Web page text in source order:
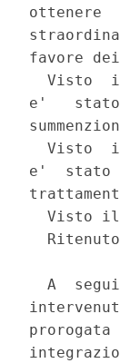
ottenere
favore
Visto
e'   stato
Visto
e'  stato
Visto
A